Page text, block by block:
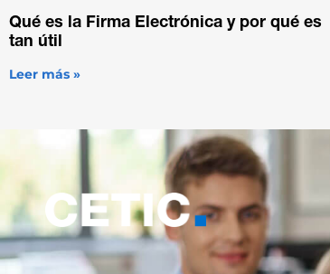
Qué es la Firma Electrónica y por qué es
tan útil
Leer más »